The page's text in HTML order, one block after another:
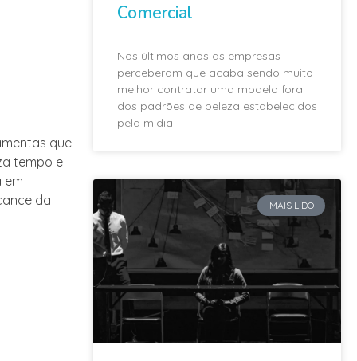
que
tempo e
em
da
Comercial
Nos últimos anos as empresas
perceberam que acaba sendo muito
melhor contratar uma modelo fora
dos padrões de beleza estabelecidos
pela mídia
MAIS LIDO